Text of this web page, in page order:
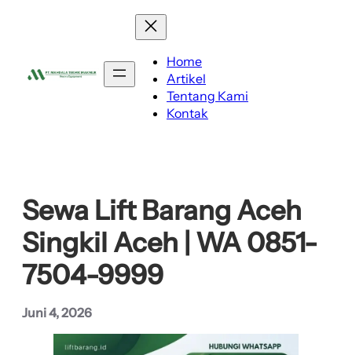
Home
Artikel
Tentang Kami
Kontak
Sewa Lift Barang Aceh
Singkil Aceh | WA 0851-
7504-9999
Juni 4, 2026